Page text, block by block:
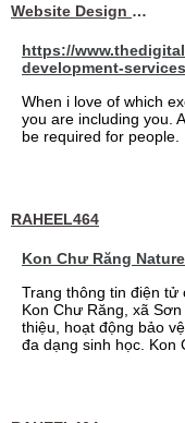
Website Design Services berin
https://
development-services
When i love of which
you are including you.
be required for people.
RAHEEL464
Kon Chư Răng
Trang thông tin điện tử
Kon Chư Răng, xã
thiệu, hoạt động bảo
đa dạng sinh học. Kon